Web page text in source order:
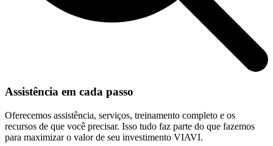
Assistência em cada passo
Oferecemos assistência, serviços, treinamento completo e os
recursos de que você precisar. Isso tudo faz parte do que fazemos
para maximizar o valor de seu investimento VIAVI.